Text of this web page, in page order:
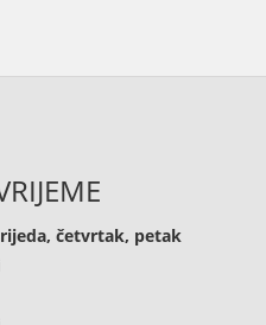
četvrtak, petak